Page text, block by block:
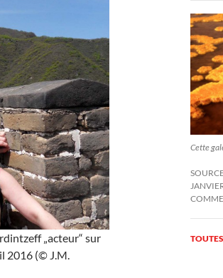
„acteur“ sur
2016 (© J.M.
Cette